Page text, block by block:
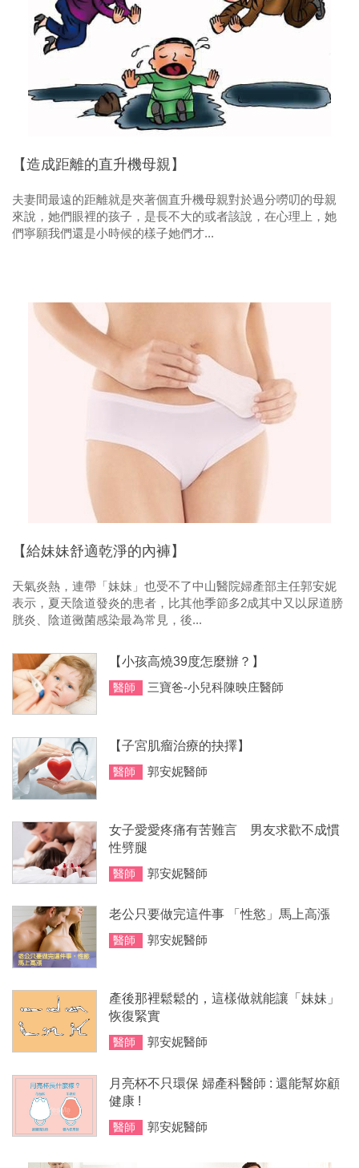
【造成距離的直升機母親】
夫妻間最遠的距離就是夾著個直升機母親對於過分嘮叨的母親
來說，她們眼裡的孩子，是長不大的或者該說，在心理上，她
們寧願我們還是小時候的樣子她們才...
【給妹妹舒適乾淨的內褲】
天氣炎熱，連帶「妹妹」也受不了中山醫院婦產部主任郭安妮
表示，夏天陰道發炎的患者，比其他季節多2成其中又以尿道膀
胱炎、陰道黴菌感染最為常見，後...
【小孩高燒39度怎麼辦？】
醫師 三寶爸-小兒科陳映庄醫師
【子宮肌瘤治療的抉擇】
醫師 郭安妮醫師
女子愛愛疼痛有苦難言 男友求歡不成慣
性劈腿
醫師 郭安妮醫師
老公只要做完這件事 「性慾」馬上高漲
醫師 郭安妮醫師
產後那裡鬆鬆的，這樣做就能讓「妹妹」
恢復緊實
醫師 郭安妮醫師
月亮杯不只環保 婦產科醫師 : 還能幫妳顧
健康 !
醫師 郭安妮醫師